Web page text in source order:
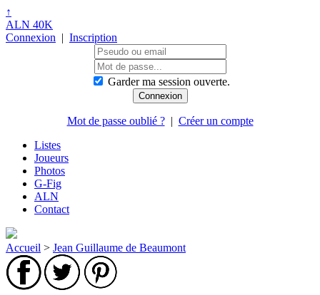
↑
ALN 40K
Connexion | Inscription
Garder ma session ouverte.
Mot de passe oublié ?| Créer un compte
Listes
Joueurs
Photos
G-Fig
ALN
Contact
Accueil > Jean Guillaume de Beaumont